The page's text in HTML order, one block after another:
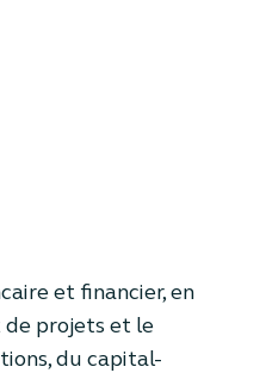
et financier, en
de projets et le
du capital-